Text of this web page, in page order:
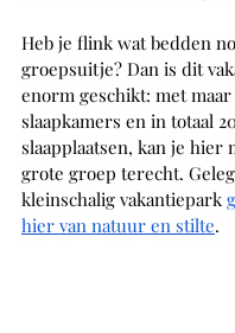
Heb je flink wat bedden
groepsuitje? Dan is dit
enorm geschikt: met
slaapkamers en in totaal
slaapplaatsen, kan je hier
grote groep terecht.
kleinschalig vakantiepark
hier van natuur en stilte.